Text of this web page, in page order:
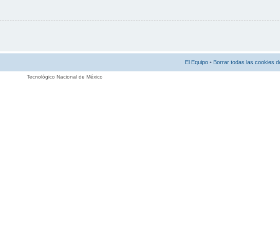
El Equipo • Borrar todas las cookies
Tecnológico Nacional de México